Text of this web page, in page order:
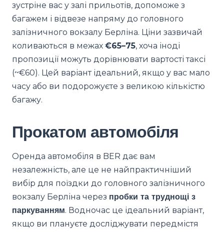
зустріне вас у залі прильотів, допоможе з
багажем і відвезе напряму до головного
залізничного вокзалу Берліна. Ціни зазвичай
коливаються в межах €65–75, хоча іноді
пропозиції можуть дорівнювати вартості таксі
(~€60). Цей варіант ідеальний, якщо у вас мало
часу або ви подорожуєте з великою кількістю
багажу.
Прокатом автомобіля
Оренда автомобіля в BER дає вам
незалежність, але це не найпрактичніший
вибір для поїздки до головного залізничного
вокзалу Берліна через пробки та труднощі з
паркуванням. Водночас це ідеальний варіант,
якщо ви плануєте досліджувати передмістя